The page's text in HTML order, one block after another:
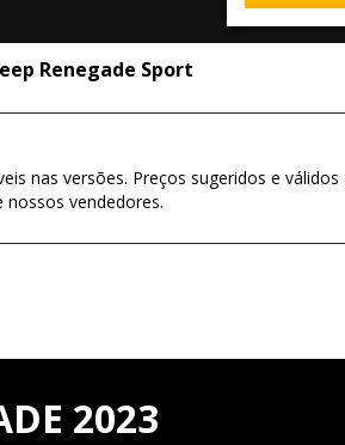
Renegade Sport
nas versões. Preços sugeridos e válidos
vendedores.
2023